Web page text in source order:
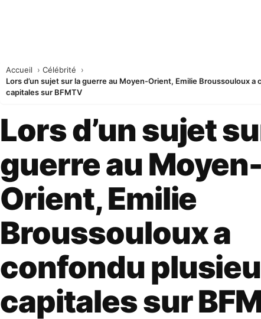
Accueil
Célébrité
Lors d’un sujet sur la guerre au Moyen-Orient, Emilie Broussouloux
capitales sur BFMTV
Lors d’un sujet
guerre au Moyen-
Orient, Emilie
Broussouloux a
confondu
capitales sur